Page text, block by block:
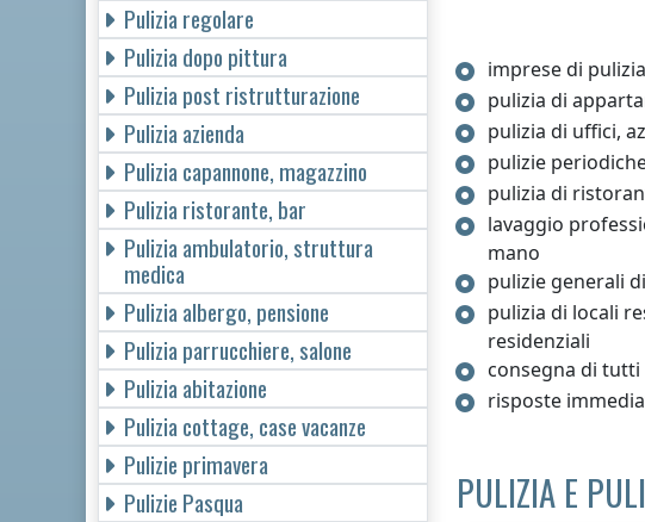
imprese di
pulizia di
pulizia di uffici,
pulizie
pulizia di
lavaggio
mano
pulizie generali
pulizia di locali
residenziali
consegna di
risposte
PULIZIA E
Pulizia regolare
Pulizia dopo pittura
Pulizia post ristrutturazione
Pulizia azienda
Pulizia capannone, magazzino
Pulizia ristorante, bar
Pulizia ambulatorio, struttura
medica
Pulizia albergo, pensione
Pulizia parrucchiere, salone
Pulizia abitazione
Pulizia cottage, case vacanze
Pulizie primavera
Pulizie Pasqua